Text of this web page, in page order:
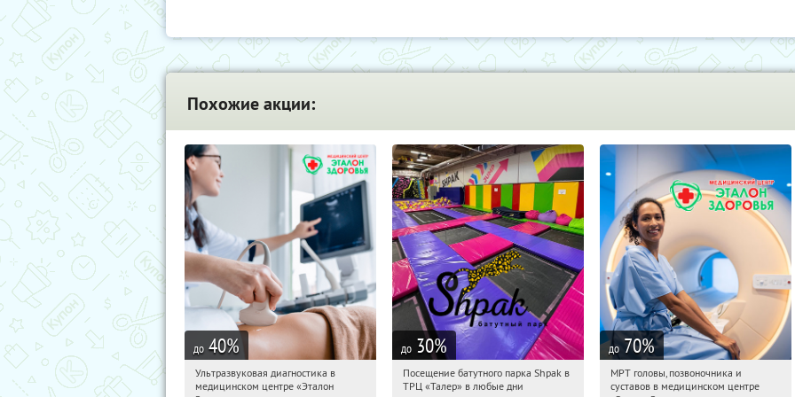
Похожие акции:
до 40%
20:01:01 Купили:
Ультразвуковая диагностика в
медицинском центре «Эталон
до 30%
20:01:01
Купи первым!
Посещение батутного парка Shpak в
ТРЦ «Талер» в любые дни
до 70%
20:01:01 Купили:
МРТ головы, позвоночника и
суставов в медицинском центре